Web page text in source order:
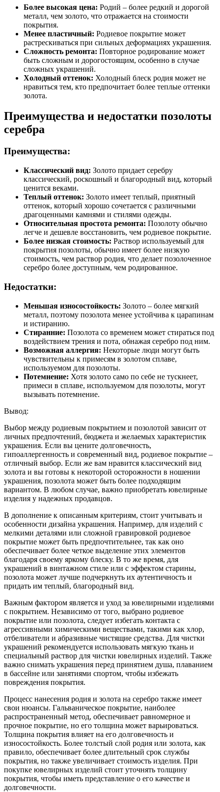
Более высокая цена: Родий – более редкий и дорогой
металл, чем золото, что отражается на стоимости
покрытия.
Менее пластичный: Родиевое покрытие может
растрескиваться при сильных деформациях украшения.
Сложность ремонта: Повторное родирование может
быть сложным и дорогостоящим, особенно в случае
сложных украшений.
Холодный оттенок: Холодный блеск родия может не
нравиться тем, кто предпочитает более теплые оттенки
золота.
Преимущества и недостатки позолоты
серебра
Преимущества:
Классический вид: Золото придает серебру
классический, роскошный и благородный вид, который
ценится веками.
Теплый оттенок: Золото имеет теплый, приятный
оттенок, который хорошо сочетается с различными
драгоценными камнями и стилями одежды.
Относительная простота ремонта: Позолоту обычно
легче и дешевле восстановить, чем родиевое покрытие.
Более низкая стоимость: Раствор используемый для
покрытия позолоты, обычно имеет более низкую
стоимость, чем раствор родия, что делает позолоченное
серебро более доступным, чем родированное.
Недостатки:
Меньшая износостойкость: Золото – более мягкий
металл, поэтому позолота менее устойчива к царапинам
и истиранию.
Стиранние: Позолота со временем может стираться под
воздействием трения и пота, обнажая серебро под ним.
Возможная аллергия: Некоторые люди могут быть
чувствительны к примесям в золотом сплаве,
используемом для позолоты.
Потемнение: Хотя золото само по себе не тускнеет,
примеси в сплаве, используемом для позолоты, могут
вызывать потемнение.
Вывод:
Выбор между родиевым покрытием и позолотой зависит от
личных предпочтений, бюджета и желаемых характеристик
украшения. Если вы цените долговечность,
гипоаллергенность и современный вид, родиевое покрытие –
отличный выбор. Если же вам нравится классический вид
золота и вы готовы к некоторой осторожности в ношении
украшения, позолота может быть более подходящим
вариантом. В любом случае, важно приобретать ювелирные
изделия у надежных продавцов.
В дополнение к описанным критериям, стоит учитывать и
особенности дизайна украшения. Например, для изделий с
мелкими деталями или сложной гравировкой родиевое
покрытие может быть предпочтительнее, так как оно
обеспечивает более четкое выделение этих элементов
благодаря своему яркому блеску. В то же время, для
украшений в винтажном стиле или с эффектом старины,
позолота может лучше подчеркнуть их аутентичность и
придать им теплый, благородный вид.
Важным фактором является и уход за ювелирными изделиями
с покрытием. Независимо от того, выбрано родиевое
покрытие или позолота, следует избегать контакта с
агрессивными химическими веществами, такими как хлор,
отбеливатели и абразивные чистящие средства. Для чистки
украшений рекомендуется использовать мягкую ткань и
специальный раствор для чистки ювелирных изделий. Также
важно снимать украшения перед принятием душа, плаванием
в бассейне или занятиями спортом, чтобы избежать
повреждения покрытия.
Процесс нанесения родия и золота на серебро также имеет
свои нюансы. Гальваническое покрытие, наиболее
распространенный метод, обеспечивает равномерное и
прочное покрытие, но его толщина может варьироваться.
Толщина покрытия влияет на его долговечность и
износостойкость. Более толстый слой родия или золота, как
правило, обеспечивает более длительный срок службы
покрытия, но также увеличивает стоимость изделия. При
покупке ювелирных изделий стоит уточнять толщину
покрытия, чтобы иметь представление о его качестве и
долговечности.